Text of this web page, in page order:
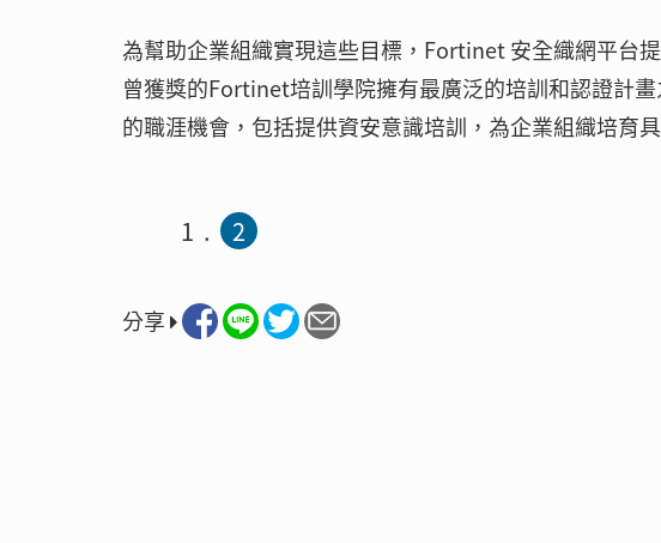
為幫助企業組織實現這些目標，Fortinet 安全織網平台
曾獲獎的Fortinet培訓學院擁有最廣泛的培訓和認證計
的職涯機會，包括提供資安意識培訓，為企業組織培育
1 2
分享